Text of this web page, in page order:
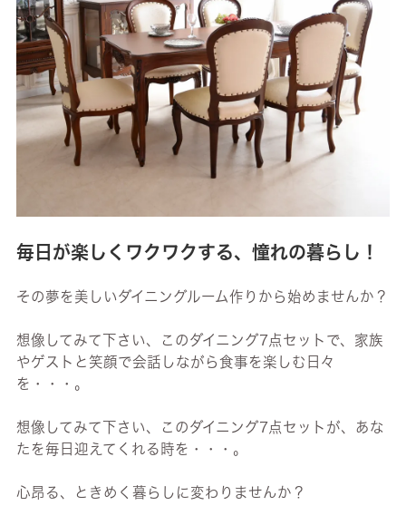
毎日が楽しくワクワクする、憧れの暮らし！
その夢を美しいダイニングルーム作りから始めませんか？
想像してみて下さい、このダイニング7点セットで、家族
やゲストと笑顔で会話しながら食事を楽しむ日々
を・・・。
想像してみて下さい、このダイニング7点セットが、あな
たを毎日迎えてくれる時を・・・。
心昂る、ときめく暮らしに変わりませんか？